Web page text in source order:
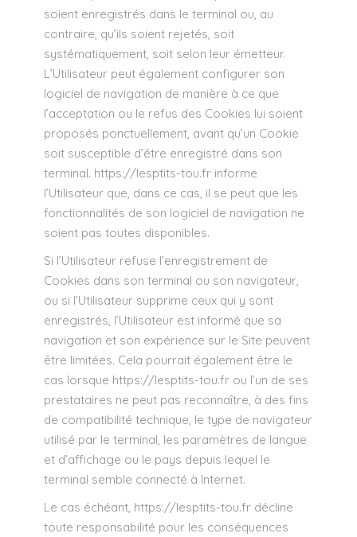
soient enregistrés dans le terminal ou, au
contraire, qu’ils soient rejetés, soit
systématiquement, soit selon leur émetteur.
L’Utilisateur peut également configurer son
logiciel de navigation de manière à ce que
l’acceptation ou le refus des Cookies lui soient
proposés ponctuellement, avant qu’un Cookie
soit susceptible d’être enregistré dans son
terminal. https://lesptits-tou.fr informe
l’Utilisateur que, dans ce cas, il se peut que les
fonctionnalités de son logiciel de navigation ne
soient pas toutes disponibles.
Si l’Utilisateur refuse l’enregistrement de
Cookies dans son terminal ou son navigateur,
ou si l’Utilisateur supprime ceux qui y sont
enregistrés, l’Utilisateur est informé que sa
navigation et son expérience sur le Site peuvent
être limitées. Cela pourrait également être le
cas lorsque https://lesptits-tou.fr ou l’un de ses
prestataires ne peut pas reconnaître, à des fins
de compatibilité technique, le type de navigateur
utilisé par le terminal, les paramètres de langue
et d’affichage ou le pays depuis lequel le
terminal semble connecté à Internet.
Le cas échéant, https://lesptits-tou.fr décline
toute responsabilité pour les conséquences